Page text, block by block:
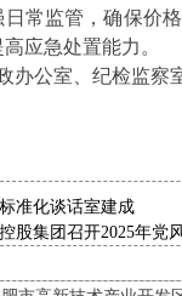
日常监管，确保价
应急处置能力。
办公室、纪检监察
准化谈话室建成
股集团召开2025年党